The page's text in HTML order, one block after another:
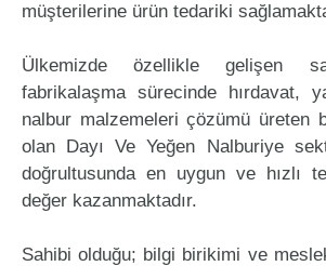
müşterilerine ürün tedariki
Ülkemizde özellikle gelişen
fabrikalaşma sürecinde hırdavat,
nalbur malzemeleri çözümü üreten
olan Dayı Ve Yeğen Nalburiye
doğrultusunda en uygun ve hızlı
değer kazanmaktadır.
Sahibi olduğu; bilgi birikimi ve